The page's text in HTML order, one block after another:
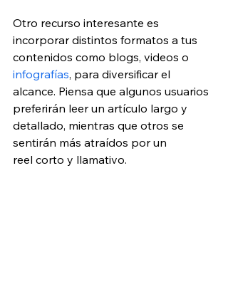
Otro recurso interesante es
incorporar distintos formatos a tus
contenidos como blogs, videos o
infografías, para diversificar el
alcance. Piensa que algunos usuarios
preferirán leer un artículo largo y
detallado, mientras que otros se
sentirán más atraídos por un
reel corto y llamativo.